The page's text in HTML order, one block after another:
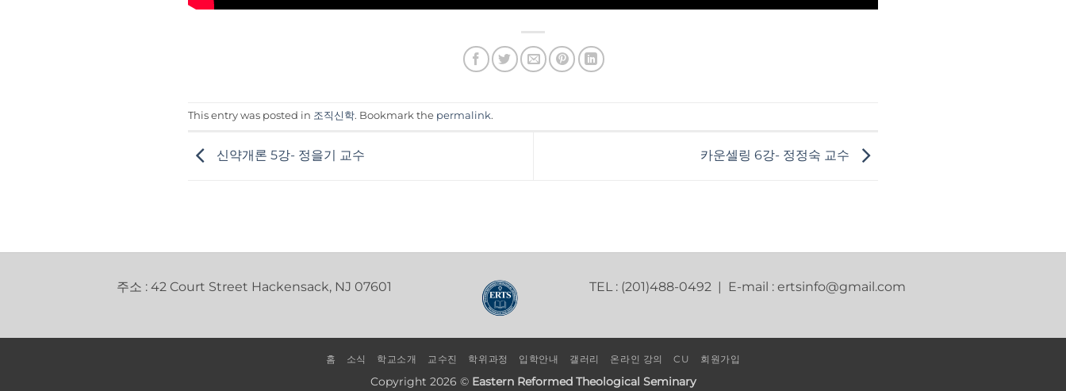
This entry was posted in 조직신학. Bookmark the permalink.
신약개론 5강- 정을기 교수 카운셀링 6강- 정정숙 교수
주소 : 42 Court Street Hackensack, NJ 07601 TEL : (201)488-0492 | E-mail : ertsinfo@gmail.com
홈 소식 학교소개 교수진 학위과정 입학안내 갤러리 온라인 강의 CU 회원가입
Copyright 2026 © Eastern Reformed Theological Seminary